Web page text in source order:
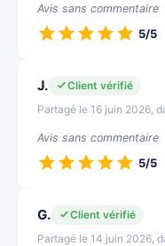
Avis sans commentaire
5/5
J.
Client vérifié
Partagé le 16 juin 2026,
Avis sans commentaire
5/5
G.
Client vérifié
Partagé le 14 juin 2026,